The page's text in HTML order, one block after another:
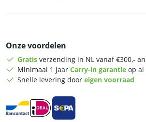
x
70
85
RVS
aantal
Onze voordelen
Gratis verzending in NL vanaf €300,-
Minimaal 1 jaar Carry-in garantie op al
Snelle levering door eigen voorraad